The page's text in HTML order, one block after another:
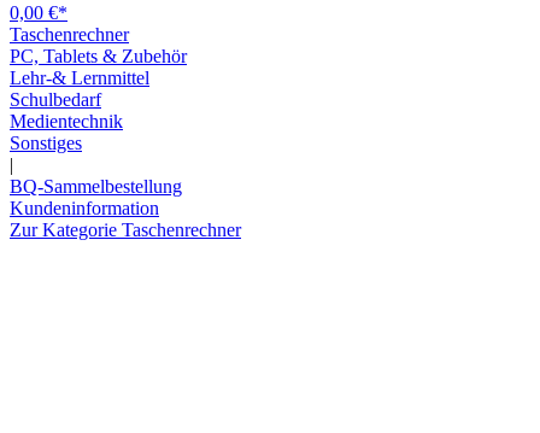
0,00 €*
Taschenrechner
PC, Tablets & Zubehör
Lehr-& Lernmittel
Schulbedarf
Medientechnik
Sonstiges
|
BQ-Sammelbestellung
Kundeninformation
Zur Kategorie Taschenrechner